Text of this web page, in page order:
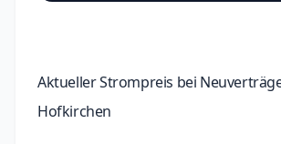
Aktueller Strompreis bei
Hofkirchen